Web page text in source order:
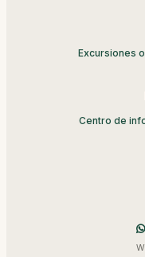
Excursiones
Centro de